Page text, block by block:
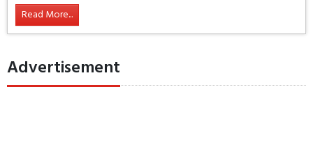
Read More...
Advertisement